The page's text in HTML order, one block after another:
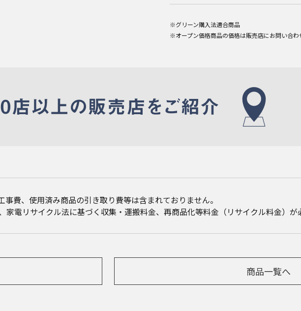
※グリーン購入法適合商品
※オープン価格商品の価格は販売店にお問い合わ
費、使用済み商品の引き取り費等は含まれておりません。
電リサイクル法に基づく収集・運搬料金、再商品化等料金（リサイクル料金）が
商品一覧へ